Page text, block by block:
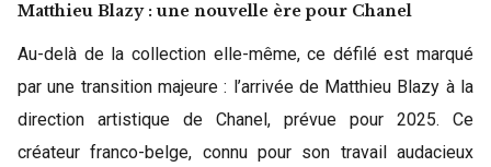
Matthieu Blazy : une nouvelle ère pour Chanel
Au-delà de la collection elle-même, ce défilé est marqué
par une transition majeure : l’arrivée de Matthieu Blazy à la
direction artistique de Chanel, prévue pour 2025. Ce
créateur franco-belge, connu pour son travail audacieux